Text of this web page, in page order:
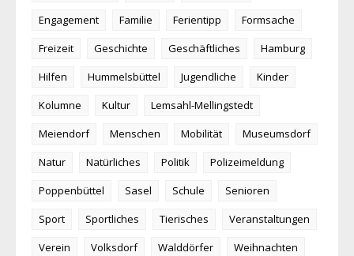
Engagement
Familie Ferientipp
Formsache
Freizeit
Geschichte Geschäftliches
Hamburg
Hilfen
Hummelsbüttel Jugendliche
Kinder
Kolumne
Kultur
Lemsahl-Mellingstedt
Meiendorf
Menschen Mobilität
Museumsdorf
Natur
Natürliches Politik
Polizeimeldung
Poppenbüttel
Sasel Schule
Senioren
Sport
Sportliches Tierisches
Veranstaltungen
Verein
Volksdorf Walddörfer
Weihnachten